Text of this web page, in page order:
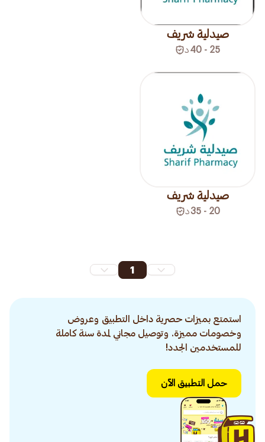
صيدلية شريف
25 - 40 د
صيدلية شريف
20 - 35 د
1
استمتع بميزات حصرية داخل التطبيق وعروض
وخصومات مميزة. وتوصيل مجاني لمدة سنة كاملة
للمستخدمين الجدد!
حمل التطبيق الآن